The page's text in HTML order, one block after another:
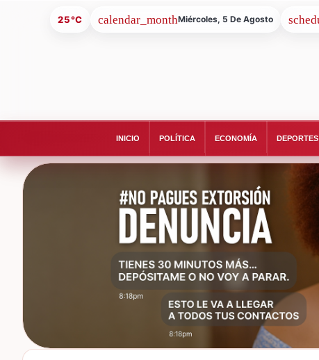
25°C Miércoles, 5 De Agosto
INICIO POLÍTICA ECONOMÍA DEPORTES